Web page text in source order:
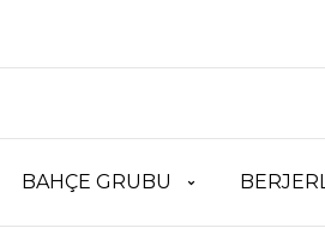
BAHÇE GRUBU